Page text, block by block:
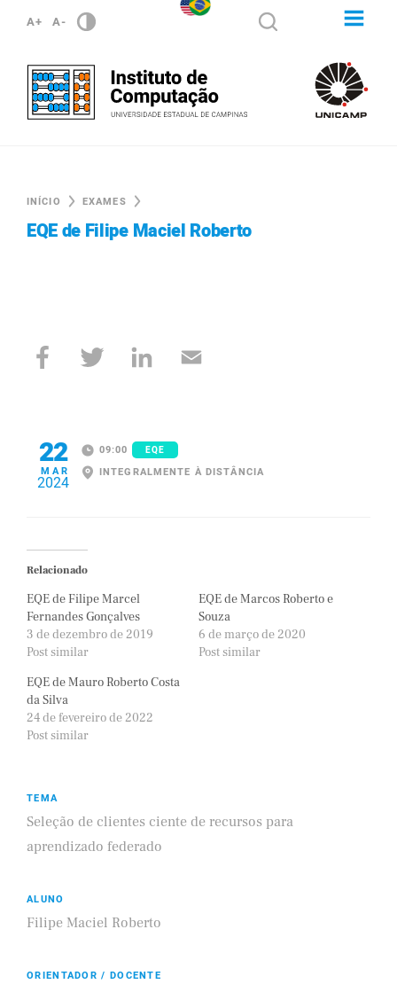
A+ A-
INÍCIO EXAMES
EQE de Filipe Maciel Roberto
22
MAR
2024
09:00 EQE
INTEGRALMENTE À DISTÂNCIA
Relacionado
EQE de Filipe Marcel
Fernandes Gonçalves
3 de dezembro de 2019
Post similar
EQE de Marcos Roberto e
Souza
6 de março de 2020
Post similar
EQE de Mauro Roberto Costa
da Silva
24 de fevereiro de 2022
Post similar
TEMA
Seleção de clientes ciente de recursos para
aprendizado federado
ALUNO
Filipe Maciel Roberto
ORIENTADOR / DOCENTE